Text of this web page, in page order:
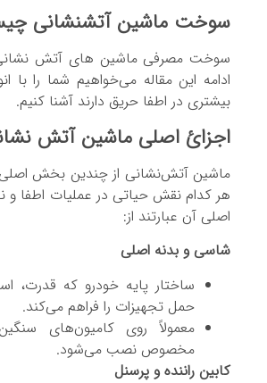
سوخت ماشین آتشنشانی
سوخت مصرفی ماشین های آتش نشانی
ادامه این مقاله می‌خواهیم شما را با
بیشتری در اطفا حریق دارند آشنا کنیم.
اجزائ اصلی ماشین آتش
ماشین آتش‌نشانی از چندین بخش
هر کدام نقش حیاتی در عملیات اطفا و
اصلی آن عبارتند از:
شاسی و بدنه اصلی
ساختار پایه خودرو که قدرت،
حمل تجهیزات را فراهم می‌کند.
معمولاً روی کامیون‌های
مخصوص نصب می‌شود.
کابین راننده و پرسنل